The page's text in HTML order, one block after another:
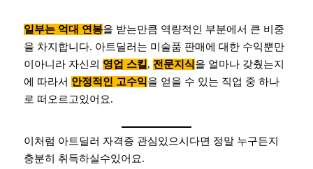
일부는 억대 연봉을 받는만큼 역량적인 부분에서 큰 비중
을 차지합니다. 아트딜러는 미술품 판매에 대한 수익뿐만
이아니라 자신의 영업 스킬 , 전문지식을 얼마나 갖췄는지
에 따라서 안정적인 고수익을 얻을 수 있는 직업 중 하나
로 떠오르고있어요.
이처럼 아트딜러 자격증 관심있으시다면 정말 누구든지
충분히 취득하실수있어요.